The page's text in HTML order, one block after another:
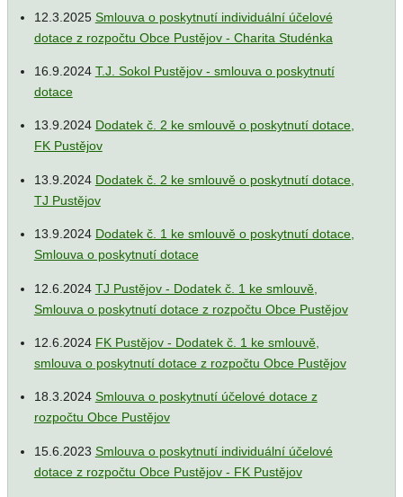
12.3.2025 Smlouva o poskytnutí individuální účelové
dotace z rozpočtu Obce Pustějov - Charita Studénka
16.9.2024 T.J. Sokol Pustějov - smlouva o poskytnutí
dotace
13.9.2024 Dodatek č. 2 ke smlouvě o poskytnutí dotace,
FK Pustějov
13.9.2024 Dodatek č. 2 ke smlouvě o poskytnutí dotace,
TJ Pustějov
13.9.2024 Dodatek č. 1 ke smlouvě o poskytnutí dotace,
Smlouva o poskytnutí dotace
12.6.2024 TJ Pustějov - Dodatek č. 1 ke smlouvě,
Smlouva o poskytnutí dotace z rozpočtu Obce Pustějov
12.6.2024 FK Pustějov - Dodatek č. 1 ke smlouvě,
smlouva o poskytnutí dotace z rozpočtu Obce Pustějov
18.3.2024 Smlouva o poskytnutí účelové dotace z
rozpočtu Obce Pustějov
15.6.2023 Smlouva o poskytnutí individuální účelové
dotace z rozpočtu Obce Pustějov - FK Pustějov